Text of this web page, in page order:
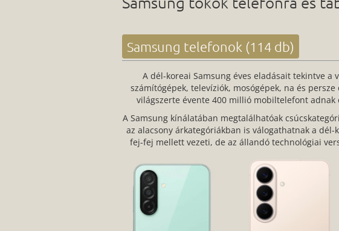
Samsung telefonok (114 db)
A dél-koreai Samsung éves eladásait tekintve
számítógépek, televíziók, mosógépek, na és
világszerte évente 400 millió mobiltelefont
A Samsung kínálatában megtalálhatóak
az alacsony árkategóriákban is válogathatnak a
fej-fej mellett vezeti, de az állandó technológiai